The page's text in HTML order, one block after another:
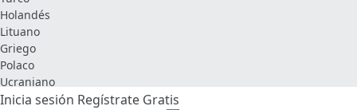
Holandés
Lituano
Griego
Polaco
Ucraniano
Inicia sesión Regístrate Gratis